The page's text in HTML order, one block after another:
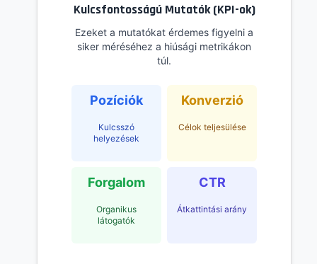
Kulcsfontosságú Mutatók (KPI-ok)
Ezeket a mutatókat érdemes figyelni a
siker méréséhez a hiúsági metrikákon
túl.
Pozíciók
Kulcsszó
helyezések
Konverzió
Célok teljesülése
Forgalom
Organikus
látogatók
CTR
Átkattintási arány